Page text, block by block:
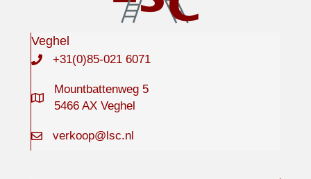
Veghel
+31(0)85-021 6071
Mountbattenweg 5
5466 AX Veghel
verkoop@lsc.nl